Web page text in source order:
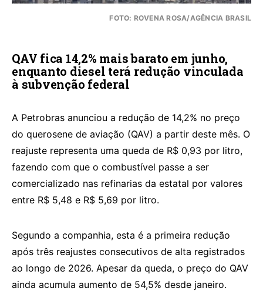
FOTO: ROVENA ROSA/AGÊNCIA BRASIL
QAV fica 14,2% mais barato em junho,
enquanto diesel terá redução vinculada
à subvenção federal
A Petrobras anunciou a redução de 14,2% no preço
do querosene de aviação (QAV) a partir deste mês. O
reajuste representa uma queda de R$ 0,93 por litro,
fazendo com que o combustível passe a ser
comercializado nas refinarias da estatal por valores
entre R$ 5,48 e R$ 5,69 por litro.
Segundo a companhia, esta é a primeira redução
após três reajustes consecutivos de alta registrados
ao longo de 2026. Apesar da queda, o preço do QAV
ainda acumula aumento de 54,5% desde janeiro.